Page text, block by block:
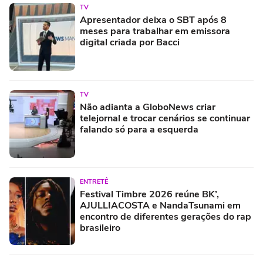
TV
Apresentador deixa o SBT após 8
meses para trabalhar em emissora
digital criada por Bacci
TV
Não adianta a GloboNews criar
telejornal e trocar cenários se continuar
falando só para a esquerda
ENTRETÊ
Festival Timbre 2026 reúne BK’,
AJULLIACOSTA e NandaTsunami em
encontro de diferentes gerações do rap
brasileiro